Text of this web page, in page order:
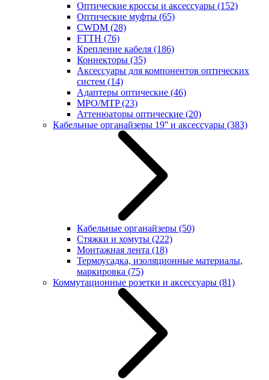
Оптические кроссы и аксессуары (152)
Оптические муфты (65)
CWDM (28)
FTTH (76)
Крепление кабеля (186)
Коннекторы (35)
Аксессуары для компонентов оптических
систем (14)
Адаптеры оптические (46)
MPO/MTP(23)
Аттенюаторы оптические (20)
Кабельные органайзеры 19'' и аксессуары (383)
Кабельные органайзеры (50)
Стяжки и хомуты (222)
Монтажная лента (18)
Термоусадка, изоляционные материалы,
маркировка (75)
Коммутационные розетки и аксессуары (81)